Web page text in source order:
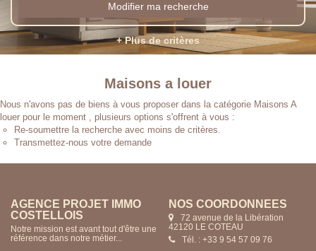
Modifier ma recherche
+ Plus de critères
Maisons a louer
Nous n'avons pas de biens à vous proposer dans la catégorie Maisons A
louer pour le moment , plusieurs options s'offrent à vous :
Re-soumettre la recherche avec moins de critères.
Transmettez-nous votre demande
AGENCE PROJET IMMO
COSTELLOIS
Notre mission est avant tout d'être une
référence dans notre métier...
NOS COORDONNÉES
72 avenue de la Libération
42120 LE COTEAU
Tél. : +33 9 54 57 09 76